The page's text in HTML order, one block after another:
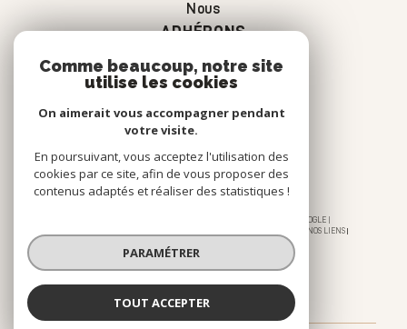
Nous
ADHÉRONS
© 2026 | TOUS DROITS RÉSERVÉS | TRADUCTION POWERED BY GOOGLE |
NOS LIENS
Comme beaucoup, notre site
utilise les cookies
On aimerait vous accompagner pendant
votre visite.
En poursuivant, vous acceptez l'utilisation des
cookies par ce site, afin de vous proposer des
contenus adaptés et réaliser des statistiques !
PARAMÉTRER
TOUT ACCEPTER